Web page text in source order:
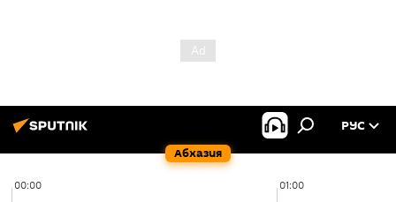
Абхазия
РУС
00:00 01:00